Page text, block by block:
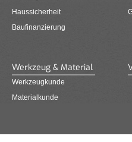
Haussicherheit
Baufinanzierung
Werkzeug & Material
Werkzeugkunde
Materialkunde